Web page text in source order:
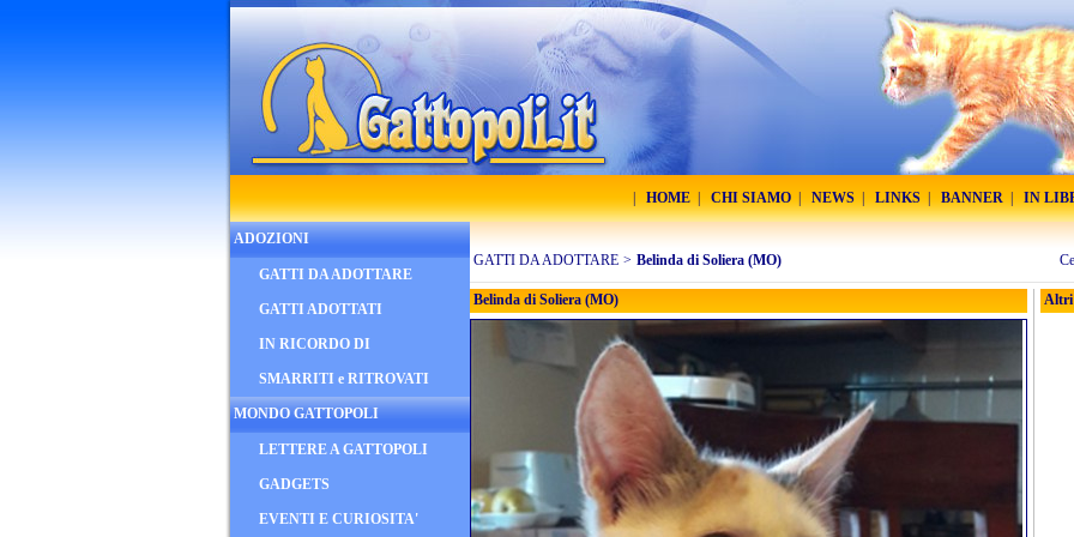
HOME CHI SIAMO NEWS LINKS BANNER IN
ADOZIONI
GATTI DA ADOTTARE
GATTI ADOTTATI
IN RICORDO DI
SMARRITI e RITROVATI
MONDO GATTOPOLI
LETTERE A GATTOPOLI
GADGETS
EVENTI E CURIOSITA'
GATTI DA ADOTTARE > Belinda di Soliera (MO)
Belinda di Soliera (MO) Altri